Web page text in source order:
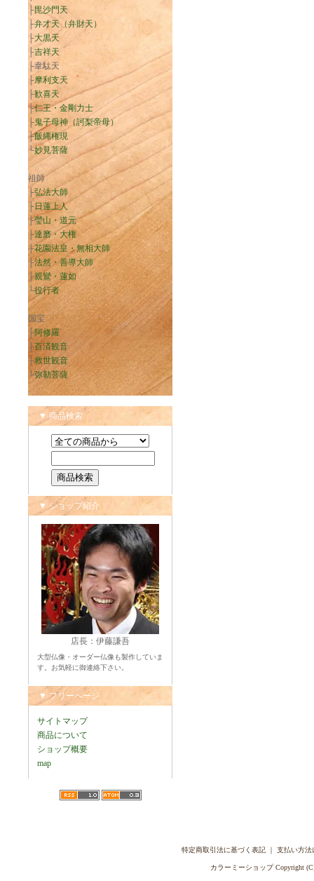
├毘沙門天
├弁才天（弁財天）
├大黒天
├吉祥天
├韋駄天
├摩利支天
├歓喜天
├仁王・金剛力士
├鬼子母神（訶梨帝母）
├飯縄権現
└妙見菩薩
祖師
├弘法大師
├日蓮上人
├瑩山・道元
├達磨・大権
├花園法皇・無相大師
├法然・善導大師
├親鸞・蓮如
└役行者
国宝
├阿修羅
├百済観音
├救世観音
└弥勒菩薩
▼ 商品検索
▼ ショップ紹介
店長：伊藤謙吾
大型仏像・オーダー仏像も製作していま
す。お気軽に御連絡下さい。
▼ フリーページ
サイトマップ
商品について
ショップ概要
map
特定商取引法に基づく表記｜ 支払い方法
カラーミーショップCopyright